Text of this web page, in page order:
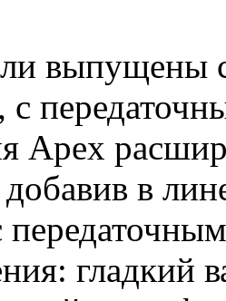
выпущены
с
Apex
в
гладкий